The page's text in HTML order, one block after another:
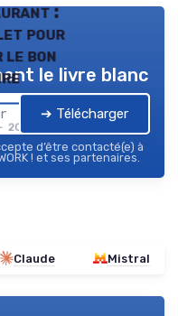
:
pour
bon
2026
le livre blanc
➔ Télécharger
d’être contacté(e) à
! et ses partenaires.
Claude Mistral